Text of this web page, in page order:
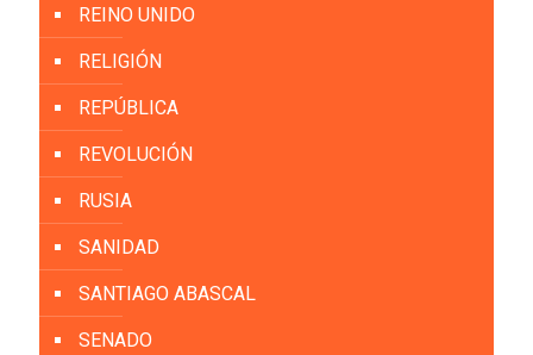
REINO UNIDO
RELIGIÓN
REPÚBLICA
REVOLUCIÓN
RUSIA
SANIDAD
SANTIAGO ABASCAL
SENADO